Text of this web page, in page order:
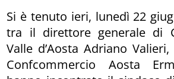
Si è tenuto ieri, lunedì 22
tra il direttore generale di
Valle d’Aosta Adriano
Confcommercio Aosta